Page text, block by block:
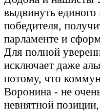
выдвинуть единого
победителя,
парламенте и
Для полной
исключает даже
потому, что
Воронина - не
невнятной